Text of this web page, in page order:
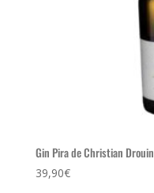
Gin Pira de Christian Drouin
39,90€